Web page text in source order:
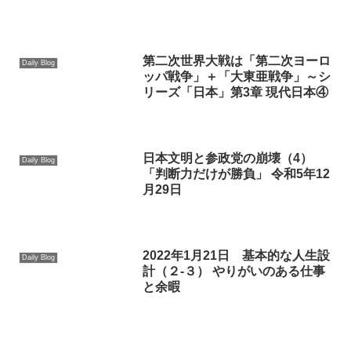
Daily Blog
第二次世界大戦は「第二次ヨーロ
ッパ戦争」＋「大東亜戦争」～シ
リーズ「日本」第3章 現代日本④
Daily Blog
日本文明と参政党の崩壊（4）
「判断力だけが勝負」 令和5年12
月29日
Daily Blog
2022年1月21日 基本的な人生設
計（２-３） やりがいのある仕事
と余暇